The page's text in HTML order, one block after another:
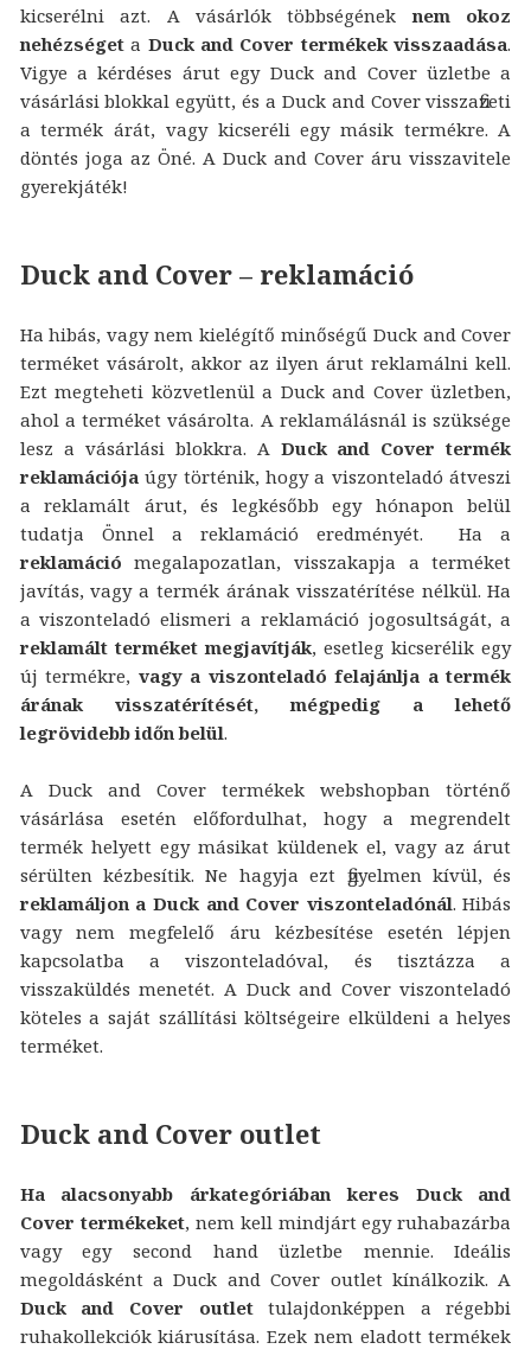
kicserélni azt. A vásárlók többségéneknem okoz
nehézségeta Duck and Cover termékek visszaadása.
Vigye a kérdéses árut egy Duck and Cover üzletbe a
vásárlási blokkal együtt, és a Duck and Cover visszafizeti
a termék árát, vagy kicseréli egy másik termékre. A
döntés joga az Öné. A Duck and Cover áru visszavitele
gyerekjáték!
Duck and Cover – reklamáció
Ha hibás, vagy nem kielégítő minőségű Duck and Cover
terméket vásárolt, akkor az ilyen árut reklamálni kell.
Ezt megteheti közvetlenül a Duck and Cover üzletben,
ahol a terméket vásárolta. A reklamálásnál is szüksége
lesz a vásárlási blokkra. A Duck and Cover termék
reklamációja úgy történik, hogy a viszonteladó átveszi
a reklamált árut, és legkésőbb egy hónapon belül
tudatja Önnel a reklamáció eredményét. Ha a
reklamáció megalapozatlan, visszakapja a terméket
javítás, vagy a termék árának visszatérítése nélkül. Ha
a viszonteladó elismeri a reklamáció jogosultságát, a
reklamált terméket megjavítják, esetleg kicserélik egy
új termékre, vagy a viszonteladó felajánlja a termék
árának visszatérítését, mégpedig a lehető
legrövidebb időn belül.
A Duck and Cover termékek webshopban történő
vásárlása esetén előfordulhat, hogy a megrendelt
termék helyett egy másikat küldenek el, vagy az árut
sérülten kézbesítik. Ne hagyja ezt figyelmen kívül, és
reklamáljon a Duck and Cover viszonteladónál. Hibás
vagy nem megfelelő áru kézbesítése esetén lépjen
kapcsolatba a viszonteladóval, és tisztázza a
visszaküldés menetét. A Duck and Cover viszonteladó
köteles a saját szállítási költségeire elküldeni a helyes
terméket.
Duck and Cover outlet
Ha alacsonyabb árkategóriában keres Duck and
Cover termékeket, nem kell mindjárt egy ruhabazárba
vagy egy second hand üzletbe mennie. Ideális
megoldásként a Duck and Cover outlet kínálkozik. A
Duck and Cover outlettulajdonképpen a régebbi
ruhakollekciók kiárusítása. Ezek nem eladott termékek